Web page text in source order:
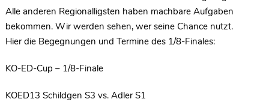
Alle anderen Regionalligsten haben machbare Aufgaben
bekommen. Wir werden sehen, wer seine Chance nutzt.
Hier die Begegnungen und Termine des 1/8-Finales:
KO-ED-Cup – 1/8-Finale
KOED13 Schildgen S3 vs. Adler S1